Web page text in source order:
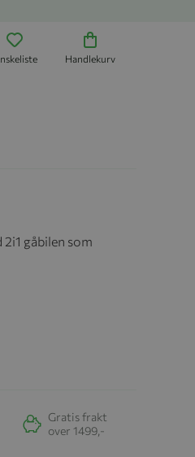
Handlekurv
gåbilen som
Gratis frakt
over 1499,-